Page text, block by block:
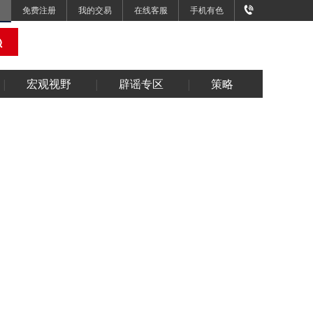
免费注册 我的交易 在线客服 手机有色
宏观视野 辟谣专区 策略